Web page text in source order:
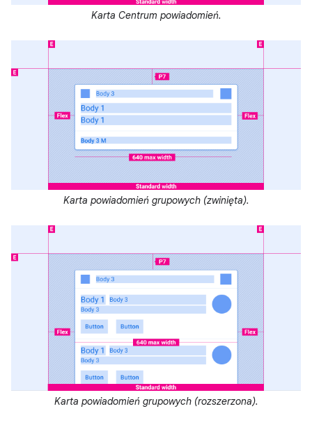
Karta Centrum powiadomień.
Karta powiadomień grupowych (zwinięta).
Karta powiadomień grupowych (rozszerzona).